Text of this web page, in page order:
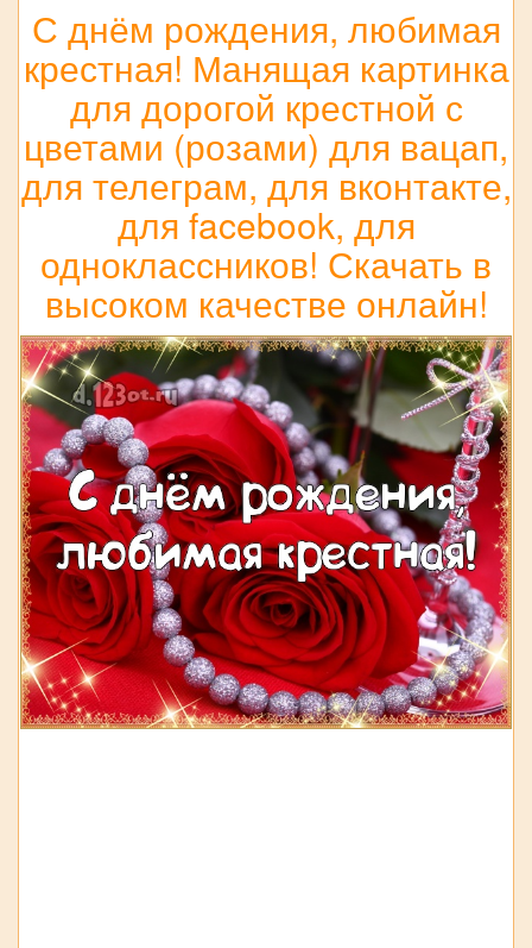
С днём рождения, любимая
крестная! Манящая картинка
для дорогой крестной с
цветами (розами) для вацап,
для телеграм, для вконтакте,
для facebook, для
одноклассников! Скачать в
высоком качестве онлайн!